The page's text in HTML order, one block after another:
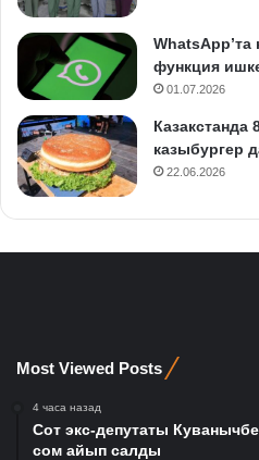
WhatsApp’та
функция
01.07.2026
Казакстанда
казыбургер
22.06.2026
Most Viewed Posts
4 часа назад
Сот экс-депутаты
сом айып салды